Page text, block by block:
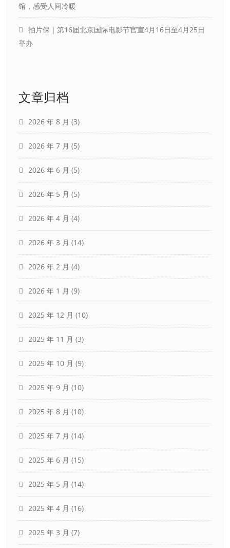
馆，感受人间冷暖
拍片保｜第16届北京国际电影节官宣4月16日至4月25日
举办
文章归档
2026 年 8 月 (3)
2026 年 7 月 (5)
2026 年 6 月 (5)
2026 年 5 月 (5)
2026 年 4 月 (4)
2026 年 3 月 (14)
2026 年 2 月 (4)
2026 年 1 月 (9)
2025 年 12 月 (10)
2025 年 11 月 (3)
2025 年 10 月 (9)
2025 年 9 月 (10)
2025 年 8 月 (10)
2025 年 7 月 (14)
2025 年 6 月 (15)
2025 年 5 月 (14)
2025 年 4 月 (16)
2025 年 3 月 (7)